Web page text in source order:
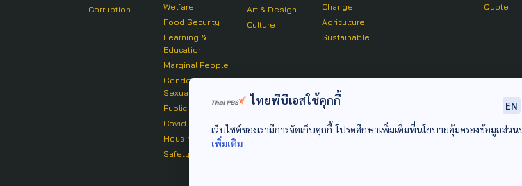
Corruption
Welfare
Food Security
Learning &
Education
Marginal People
Gender &
Sexuality
Public Health
Covid-19
Housing
Safety
Art & Design
Culture
Change
Agriculture
Sustainable
Quote
ไทยพีบีเอสใช้คุกกี้ EN
เว็บไซต์ของเรามีการจัดเก็บคุกกี้ โปรดศึกษาเพิ่มเติมที่นโยบายคุ้มครองข้อมูลส่ว
เพิ่มเติม